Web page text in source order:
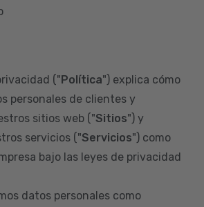
("Política") explica cómo
personales de clientes y
sitios web ("Sitios") y
servicios ("Servicios") como
bajo las leyes de privacidad
datos personales como